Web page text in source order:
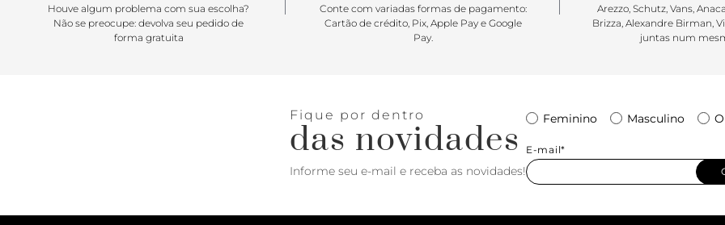
Houve algum problema com sua escolha?
Não se preocupe: devolva seu pedido de
forma gratuita
Conte com variadas formas de pagamento:
Cartão de crédito, Pix, Apple Pay e Google
Pay.
Arezzo, Schutz, Vans,
Brizza, Alexandre Birman,
juntas num
Fique por dentro
das novidades
Informe seu e-mail e receba as novidades!
Feminino Masculino
E-mail*